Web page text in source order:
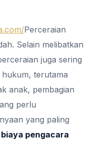
Perceraian
Selain melibatkan
juga sering
terutama
anak, pembagian
perlu
yang paling
pengacara